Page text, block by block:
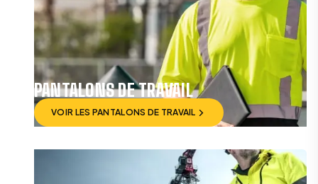
PANTALONS DE TRAVAIL
VOIR LES PANTALONS DE TRAVAIL